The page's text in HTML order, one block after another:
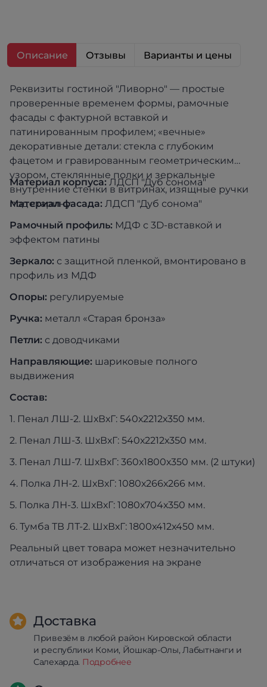
Описание Отзывы Варианты и цены
Реквизиты гостиной "Ливорно" — простые
проверенные временем формы, рамочные
фасады с фактурной вставкой и
патинированным профилем; «вечные»
декоративные детали: стекла с глубоким
фацетом и гравированным геометрическим
узором, стеклянные полки и зеркальные
внутренние стенки в витринах, изящные ручки
под старину.
Материал корпуса:ЛДСП "Дуб сонома"
Материал фасада: ЛДСП "Дуб сонома"
Рамочный профиль: МДФ с 3D-вставкой и
эффектом патины
Зеркало: с защитной пленкой, вмонтировано в
профиль из МДФ
Опоры: регулируемые
Ручка: металл «Старая бронза»
Петли: с доводчиками
Направляющие: шариковые полного
выдвижения
Состав:
1. Пенал ЛШ-2. ШхВхГ: 540х2212х350 мм.
2. Пенал ЛШ-3. ШхВхГ: 540х2212х350 мм.
3. Пенал ЛШ-7. ШхВхГ: 360х1800х350 мм. (2 штуки)
4. Полка ЛН-2. ШхВхГ: 1080х266х266 мм.
5. Полка ЛН-3. ШхВхГ: 1080х704х350 мм.
6. Тумба ТВ ЛТ-2. ШхВхГ: 1800х412х450 мм.
Реальный цвет товара может незначительно
отличаться от изображения на экране
Доставка
Привезём в любой район Кировской области
и республики Коми, Йошкар-Олы, Лабытнанги и
Салехарда. Подробнее